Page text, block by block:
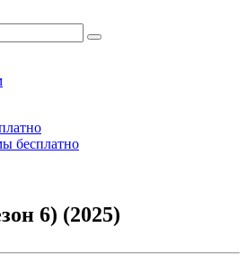
бесплатно
6) (2025)